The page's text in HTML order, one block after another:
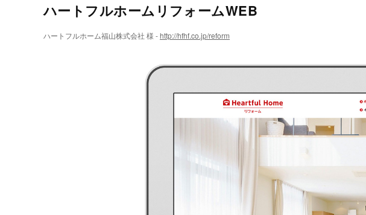
ハートフルホームリフォームWEB
ハートフルホーム福山株式会社 様 -http://hfhf.co.jp/reform